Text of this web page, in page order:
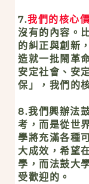
7.我們的核心
沒有的內容。
的糾正與創新
造就一批鬧革
安定社會、安
保」，我們的
8.我們興辦法
考，而是從世
學將充滿各種
大成效，希望
學，而法鼓大
受歡迎的。